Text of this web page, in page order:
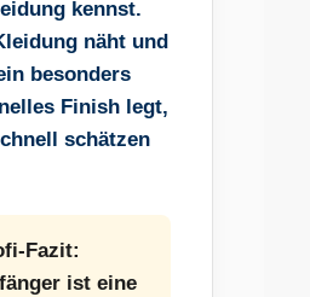
kennst.
näht und
besonders
Finish legt,
schätzen
Fazit:
ist eine